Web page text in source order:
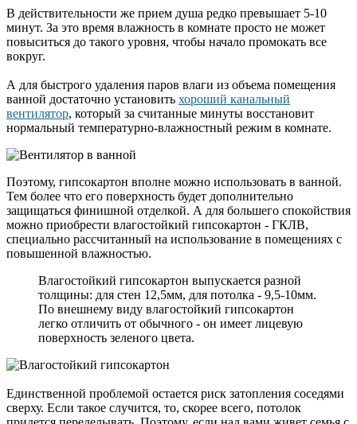
В действительности же прием душа редко превышает 5-10
минут. За это время влажность в комнате просто не может
повыситься до такого уровня, чтобы начало промокать все
вокруг.
А для быстрого удаления паров влаги из объема помещения
ванной достаточно установить хороший канальный
вентилятор, который за считанные минуты восстановит
нормальный температурно-влажностный режим в комнате.
Поэтому, гипсокартон вполне можно использовать в ванной.
Тем более что его поверхность будет дополнительно
защищаться финишной отделкой. А для большего спокойствия
можно приобрести влагостойкий гипсокартон - ГКЛВ,
специально рассчитанный на использование в помещениях с
повышенной влажностью.
Влагостойкий гипсокартон выпускается разной
толщины: для стен 12,5мм, для потолка - 9,5-10мм.
По внешнему виду влагостойкий гипсокартон
легко отличить от обычного - он имеет лицевую
поверхность зеленого цвета.
Единственной проблемой остается риск затопления соседями
сверху. Если такое случится, то, скорее всего, потолок